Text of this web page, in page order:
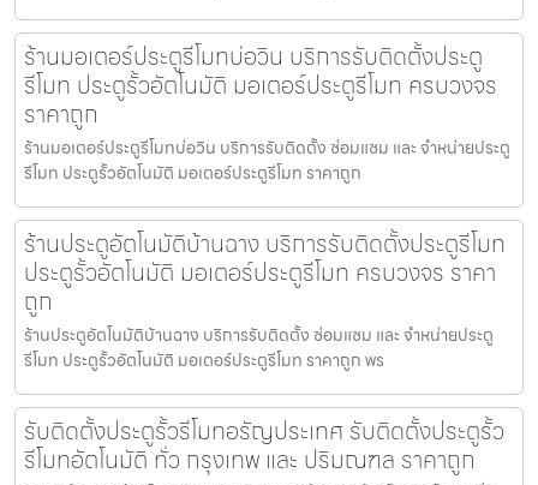
ร้านมอเตอร์ประตูรีโมทบ่อวิน บริการรับติดตั้งประตู
รีโมท ประตูรั้วอัตโนมัติ มอเตอร์ประตูรีโมท ครบวงจร
ราคาถูก
ร้านมอเตอร์ประตูรีโมทบ่อวิน บริการรับติดตั้ง ซ่อมแซม และ จำหน่ายประตู
รีโมท ประตูรั้วอัตโนมัติ มอเตอร์ประตูรีโมท ราคาถูก
ร้านประตูอัตโนมัติบ้านฉาง บริการรับติดตั้งประตูรีโมท
ประตูรั้วอัตโนมัติ มอเตอร์ประตูรีโมท ครบวงจร ราคา
ถูก
ร้านประตูอัตโนมัติบ้านฉาง บริการรับติดตั้ง ซ่อมแซม และ จำหน่ายประตู
รีโมท ประตูรั้วอัตโนมัติ มอเตอร์ประตูรีโมท ราคาถูก พร
รับติดตั้งประตูรั้วรีโมทอรัญประเทศ รับติดตั้งประตูรั้ว
รีโมทอัตโนมัติ ทั่ว กรุงเทพ และ ปริมณฑล ราคาถูก